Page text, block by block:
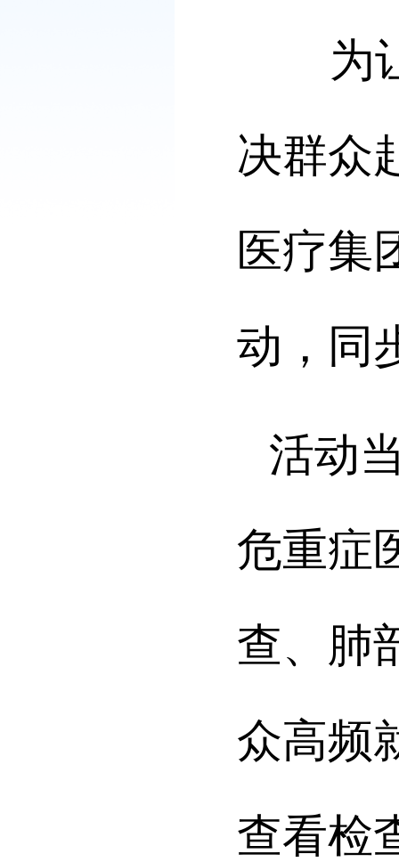
为让
决群众
医疗集
动，同
活动
危重症
查、肺
众高频
查看检